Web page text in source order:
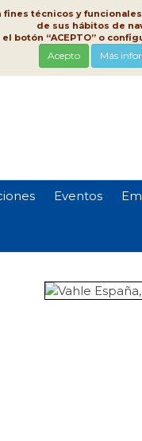
técnicos y
de sus hábitos de
“ACEPTO” o
Acepto Más
Eventos